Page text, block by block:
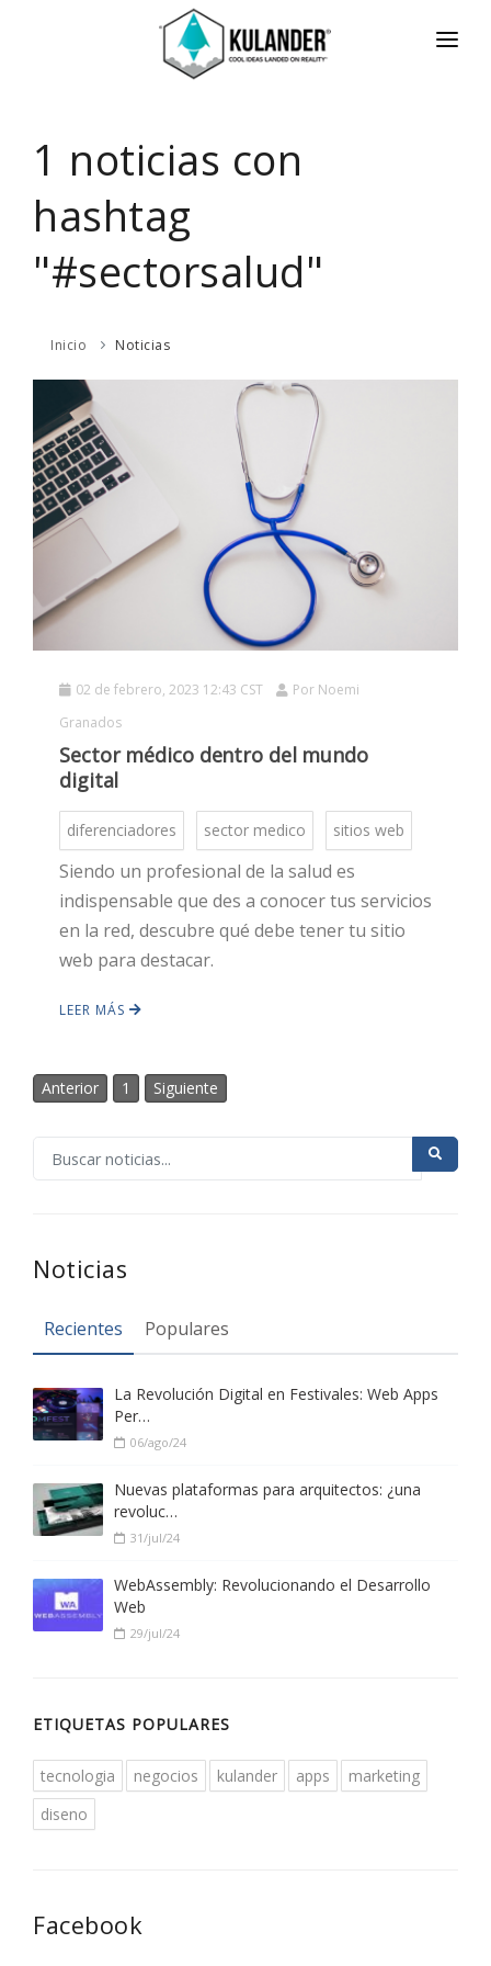
REVIEWS
ACERCA
ENGLISH
1 noticias con
hashtag
"#sectorsalud"
Inicio Noticias
02 de febrero, 2023 12:43 CST Por Noemi
Granados
Sector médico dentro del mundo
digital
diferenciadores sector medico sitios web
Siendo un profesional de la salud es
indispensable que des a conocer tus servicios
en la red, descubre qué debe tener tu sitio
web para destacar.
LEER MÁS
Anterior 1 Siguiente
Noticias
Recientes Populares
La Revolución Digital en Festivales: Web Apps
Per…
06/ago/24
Nuevas plataformas para arquitectos: ¿una
revoluc…
31/jul/24
WebAssembly: Revolucionando el Desarrollo
Web
29/jul/24
ETIQUETAS POPULARES
tecnologia negocios kulander apps
marketing
diseno
Facebook